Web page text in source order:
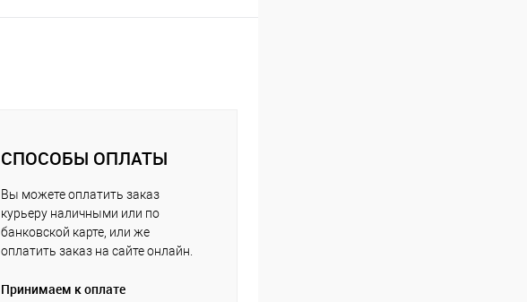
СПОСОБЫ ОПЛАТЫ
Вы можете оплатить заказ
курьеру наличными или по
банковской карте, или же
оплатить заказ на сайте онлайн.
Принимаем к оплате